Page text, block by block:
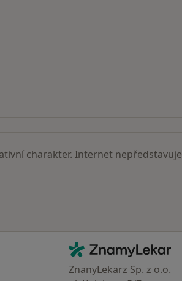
charakter. Internet nepředstavuje
Kontakt
ZnamyLekar - Hlavní stránka
ZnanyLekarz Sp. z o.o.